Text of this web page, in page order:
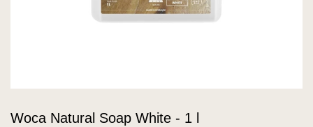
Woca Natural Soap White - 1 l